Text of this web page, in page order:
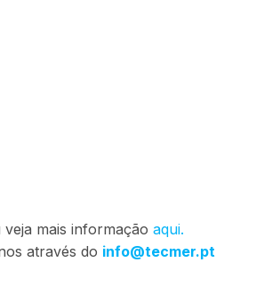
veja mais informação aqui.
através do info@tecmer.pt